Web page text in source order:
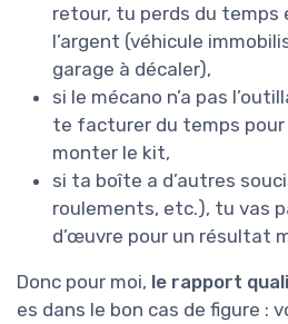
retour, tu perds du
l’argent (véhicule
garage à décaler),
si le mécano n’a pas
te facturer du temps pour
monter le kit,
si ta boîte a d’autres
roulements, etc.), tu vas
d’œuvre pour un résultat
Donc pour moi, le rapport
es dans le bon cas de figure :